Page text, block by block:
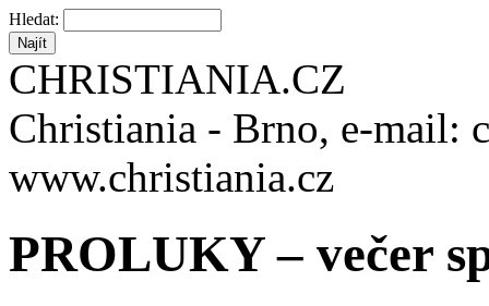
Hledat:
CHRISTIANIA.CZ
Christiania - Brno, e-mail:
www.christiania.cz
PROLUKY – večer